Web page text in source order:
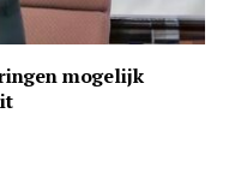
mogelijk